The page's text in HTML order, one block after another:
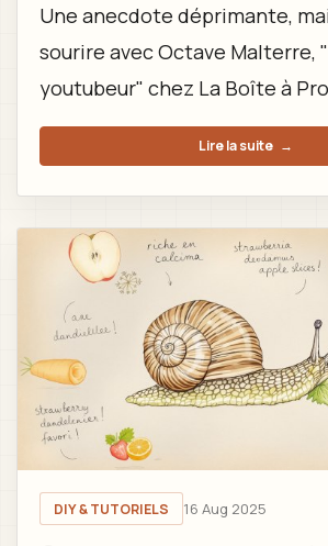
Une anecdote déprimante,
sourire avec Octave Malterre,
youtubeur" chez La Boîte à
Lire la suite →
DIY & TUTORIELS 16 Aug 2025